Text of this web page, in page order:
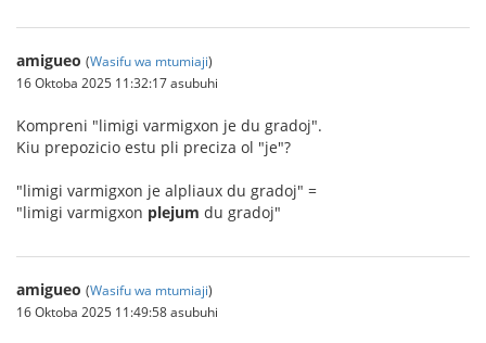
amigueo (Wasifu wa mtumiaji)
16 Oktoba 2025 11:32:17 asubuhi
Kompreni "limigi varmigxon je du gradoj".
Kiu prepozicio estu pli preciza ol "je"?
"limigi varmigxon je alpliaux du gradoj" =
"limigi varmigxon plejum du gradoj"
amigueo (Wasifu wa mtumiaji)
16 Oktoba 2025 11:49:58 asubuhi